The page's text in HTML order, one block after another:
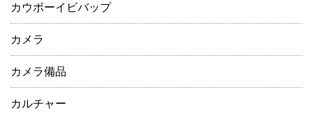
カウボーイビバップ
カメラ
カメラ備品
カルチャー